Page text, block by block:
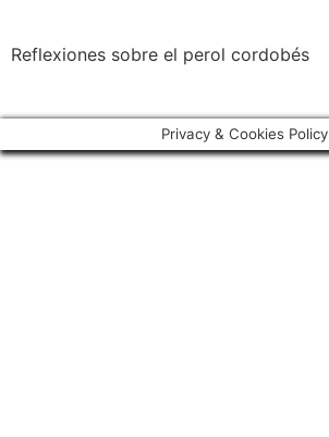
Reflexiones sobre el perol cordobés
Privacy & Cookies Policy